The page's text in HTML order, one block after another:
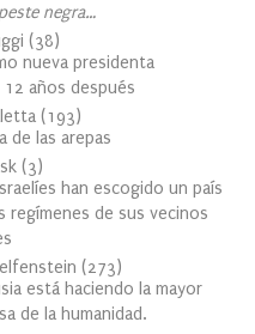
negra…
(38)
nueva presidenta
años después
(193)
de las arepas
(3)
han escogido un país
regímenes de sus vecinos
(273)
está haciendo la mayor
de la humanidad.